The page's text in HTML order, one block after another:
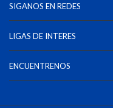
SIGANOS EN REDES
LIGAS DE INTERES
ENCUENTRENOS